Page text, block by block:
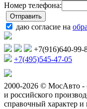
Номер телефона:
даю согласие на
+7(916)640-99-
+7(495)545-47-05
2000-2026 © МосАвто -
и российского
справочный характер и